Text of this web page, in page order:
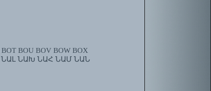
BOT BOU BOV BOW BOX
ՆԱԼ ՆԱԽ ՆԱՀ ՆԱՄ ՆԱՆ